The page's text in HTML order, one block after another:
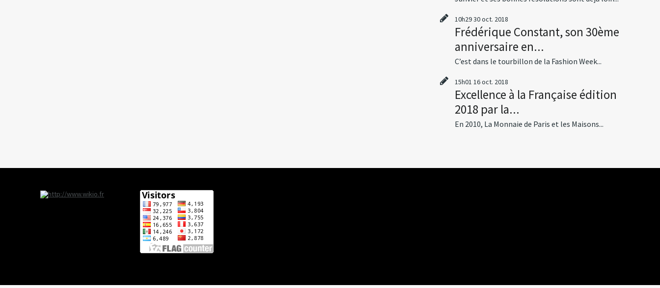
10h2930oct. 2018
Frédérique Constant, son 30ème
anniversaire en...
C’est dans le tourbillon de la Fashion Week...
15h01 16oct. 2018
Excellence à la Française édition
2018 par la...
En 2010, La Monnaie de Paris et les Maisons...